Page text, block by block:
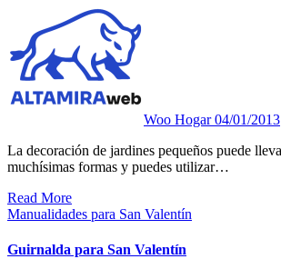
Woo Hogar04/01/2013
La decoración de jardines pequeños puede llevarse a cabo de
muchísimas formas y puedes utilizar…
Read More
Manualidades para San Valentín
Guirnalda para San Valentín